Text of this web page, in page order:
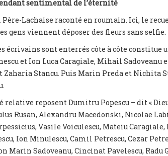
sentimental de l’éternité
Père-Lachaise raconté en roumain. Ici, le
gens viennent déposer des fleurs sans selfie.
écrivains sont enterrés côte à côte constitue
et Ion Luca Caragiale, Mihail Sadoveanu et
Zaharia Stancu. Puis Marin Preda et Nichita
reposent Dumitru Popescu – dit «
Rusan, Alexandru Macedonski, Nicolae
Vasile Voiculescu, Mateiu
Ion Minulescu, Camil Petrescu, Cezar
Marin Sadoveanu, Cincinat Pavelescu,